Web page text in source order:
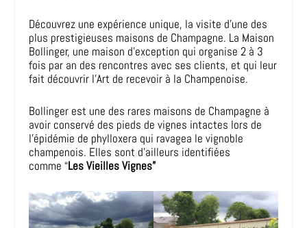
Découvrez une expérience unique, la visite d’une des
plus prestigieuses maisons de Champagne. La Maison
Bollinger, une maison d’exception qui organise 2 à 3
fois par an des rencontres avec ses clients, et qui leur
fait découvrir l’Art de recevoir à la Champenoise.
Bollinger est une des rares maisons de Champagne à
avoir conservé des pieds de vignes intactes lors de
l’épidémie de phylloxera qui ravagea le vignoble
champenois. Elles sont d’ailleurs identifiées
comme “Les Vieilles Vignes”